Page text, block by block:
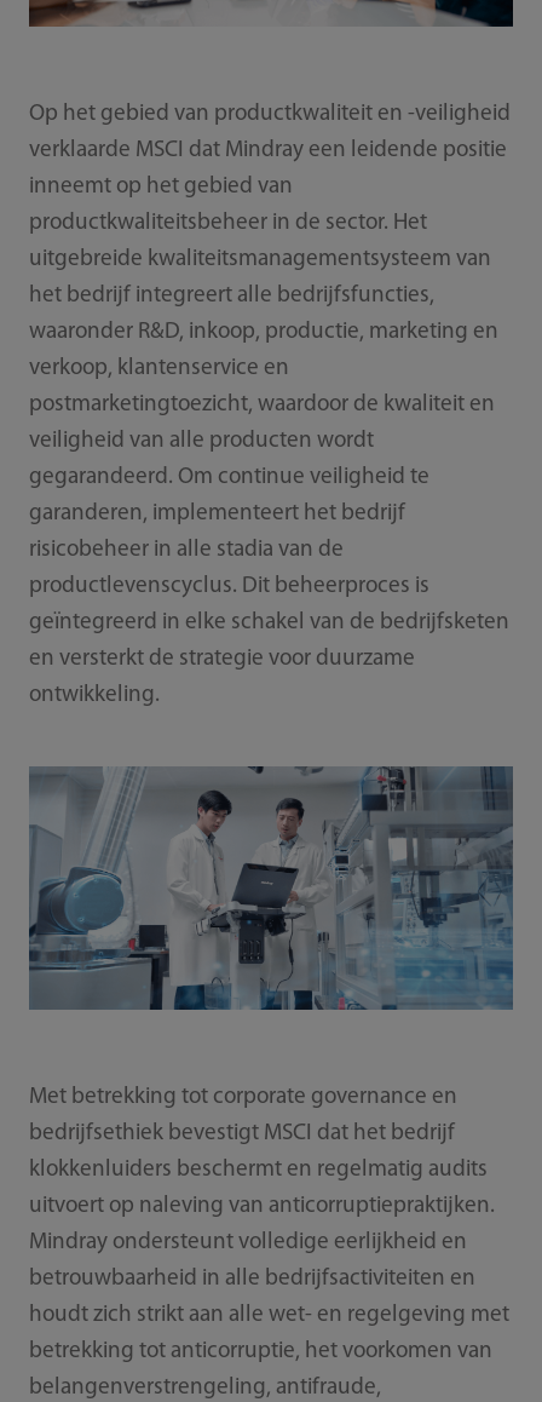
Op het gebied van productkwaliteit en -veiligheid
verklaarde MSCI dat Mindray een leidende positie
inneemt op het gebied van
productkwaliteitsbeheer in de sector. Het
uitgebreide kwaliteitsmanagementsysteem van
het bedrijf integreert alle bedrijfsfuncties,
waaronder R&D, inkoop, productie, marketing en
verkoop, klantenservice en
postmarketingtoezicht, waardoor de kwaliteit en
veiligheid van alle producten wordt
gegarandeerd. Om continue veiligheid te
garanderen, implementeert het bedrijf
risicobeheer in alle stadia van de
productlevenscyclus. Dit beheerproces is
geïntegreerd in elke schakel van de bedrijfsketen
en versterkt de strategie voor duurzame
ontwikkeling.
Met betrekking tot corporate governance en
bedrijfsethiek bevestigt MSCI dat het bedrijf
klokkenluiders beschermt en regelmatig audits
uitvoert op naleving van anticorruptiepraktijken.
Mindray ondersteunt volledige eerlijkheid en
betrouwbaarheid in alle bedrijfsactiviteiten en
houdt zich strikt aan alle wet- en regelgeving met
betrekking tot anticorruptie, het voorkomen van
belangenverstrengeling, antifraude,